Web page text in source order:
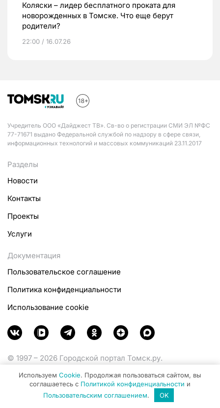
Коляски – лидер бесплатного проката для
новорожденных в Томске. Что еще берут
родители?
22:00 / 16.07.26
Учредитель ООО «Дайджест ТВ». Св-во о регистрации СМИ ЭЛ №ФС
77-71671 выдано Федеральной службой по надзору в сфере связи,
информационных технологий и массовых коммуникаций 23.11.2017
Разделы
Новости
Контакты
Проекты
Услуги
Документация
Пользовательское соглашение
Политика конфиденциальности
Использование cookie
© 1997 – 2026 Городской портал Томск.ру.
Министерства цифрового развития, связи и массовых
коммуникаций Российской Федерации.
Используем Cookie. Продолжая пользоваться сайтом, вы
соглашаетесь с Политикой конфиденциальности и
Пользовательским соглашением. OK